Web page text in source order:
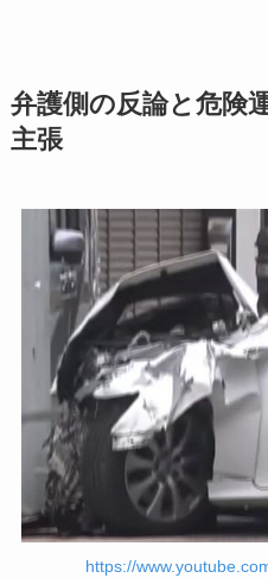
弁護側の反論と危険
主張
https://